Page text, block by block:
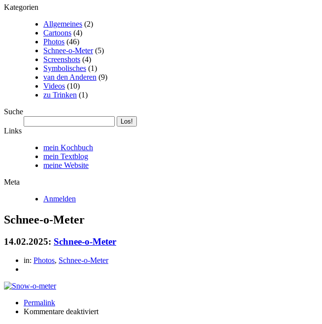
Kategorien
Allgemeines (2)
Cartoons (4)
Photos (46)
Schnee-o-Meter(5)
Screenshots (4)
Symbolisches (1)
van den Anderen (9)
Videos (10)
zu Trinken (1)
Suche
Links
mein Kochbuch
mein Textblog
meine Website
Meta
Anmelden
Schnee-o-Meter
14.02.2025: Schnee-o-Meter
in: Photos, Schnee-o-Meter
Permalink
Kommentare deaktiviertfür